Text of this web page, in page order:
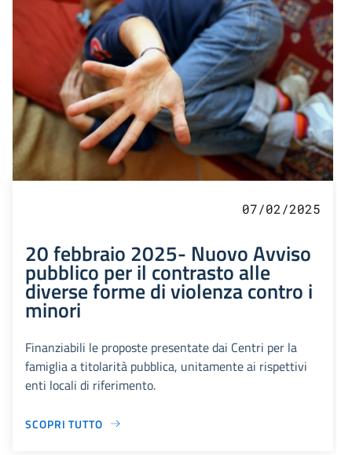
07/02/2025
20 febbraio 2025- Nuovo Avviso
pubblico per il contrasto alle
diverse forme di violenza contro i
minori
Finanziabili le proposte presentate dai Centri per la
famiglia a titolarità pubblica, unitamente ai rispettivi
enti locali di riferimento.
SCOPRI TUTTO